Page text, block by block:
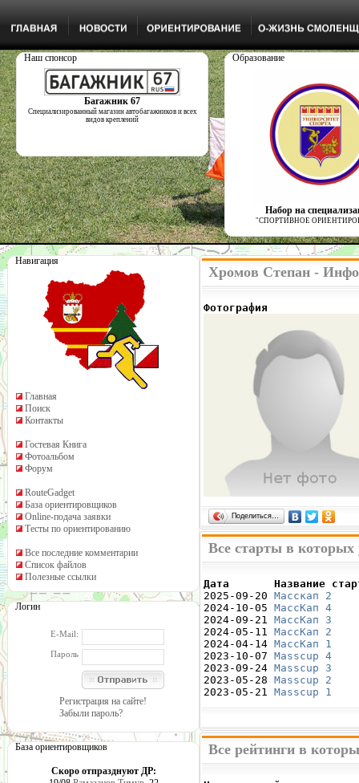
Наш спонсор
Багажник 67
Специализированный магазин автобагажников и всех
видов креплений
Образование
Набор на
"СПОРТИВНОЕ
Навигация
Главная
Поиск
Контакты
Гостевая Книга
Фотоальбом
Форум
RouteGadget
База ориентировщиков
Online-подача заявки
Тесты по ориентированию
Все последние комментарии
Список файлов
Полезные ссылки
Логин
E-Mail:
Пароль
Регистрация на сайте!
Забыли пароль?
База ориентировщиков
Скоро отпразднуют ДР:
Хромов Степан -
Фотография
Поделиться…
Все старты в
Дата       Название
2025-09-20 Масскап 2
2024-10-05 МассКап 4
2024-09-21 МассКап 3
2024-05-11 МассКап 2
2024-04-14 МассКап 1
2023-10-07 Masscup 4
2023-09-24 Masscup 3
2023-05-28 Masscup 2
2023-05-21 Masscup 1
Все рейтинги в